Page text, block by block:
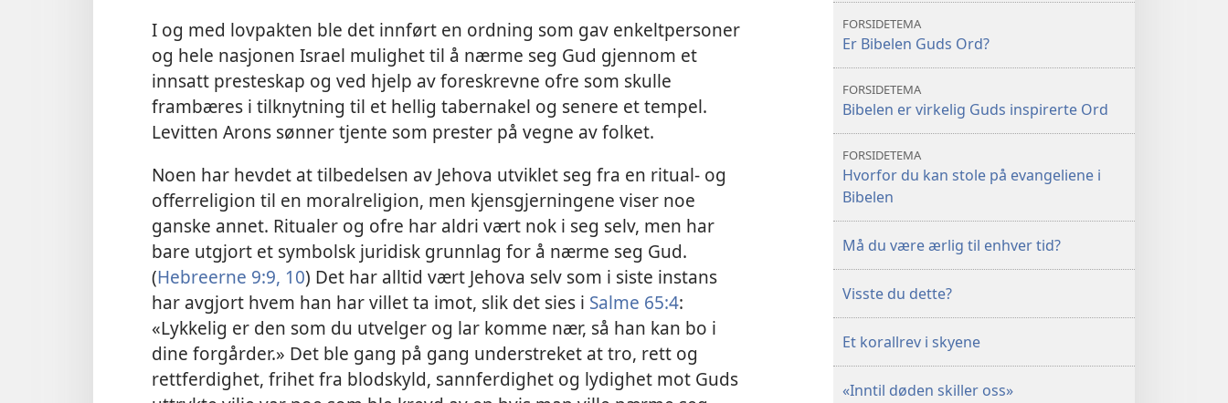
I og med lovpakten ble det innført en ordning som gav enkeltpersoner
og hele nasjonen Israel mulighet til å nærme seg Gud gjennom et
innsatt presteskap og ved hjelp av foreskrevne ofre som skulle
frambæres i tilknytning til et hellig tabernakel og senere et tempel.
Levitten Arons sønner tjente som prester på vegne av folket.
Noen har hevdet at tilbedelsen av Jehova utviklet seg fra en ritual- og
offerreligion til en moralreligion, men kjensgjerningene viser noe
ganske annet. Ritualer og ofre har aldri vært nok i seg selv, men har
bare utgjort et symbolsk juridisk grunnlag for å nærme seg Gud.
(Hebreerne 9:​9, 10) Det har alltid vært Jehova selv som i siste instans
har avgjort hvem han har villet ta imot, slik det sies i Salme 65:⁠4:
«Lykkelig er den som du utvelger og lar komme nær, så han kan bo i
dine forgårder.» Det ble gang på gang understreket at tro, rett og
rettferdighet, frihet fra blodskyld, sannferdighet og lydighet mot Guds
FORSIDETEMA
Er Bibelen Guds Ord?
FORSIDETEMA
Bibelen er virkelig Guds inspirerte Ord
FORSIDETEMA
Hvorfor du kan stole på evangeliene i
Bibelen
Må du være ærlig til enhver tid?
Visste du dette?
Et korallrev i skyene
«Inntil døden skiller oss»